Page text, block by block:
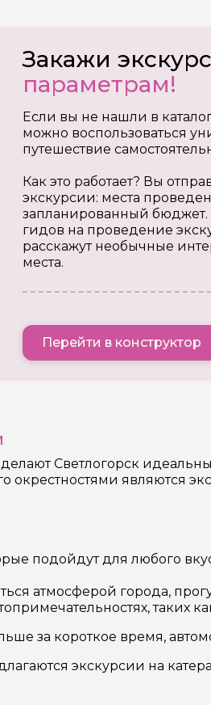
Закажи
параметрам!
Если вы не нашли в
можно воспользоваться
путешествие
Как это работает? Вы
экскурсии: места
запланированный бюджет.
гидов на проведение
расскажут необычные
места.
Перейти в конструктор
Светлогорск
окрестностями являются
подойдут для любого
атмосферой города,
таких
за короткое время,
экскурсии на